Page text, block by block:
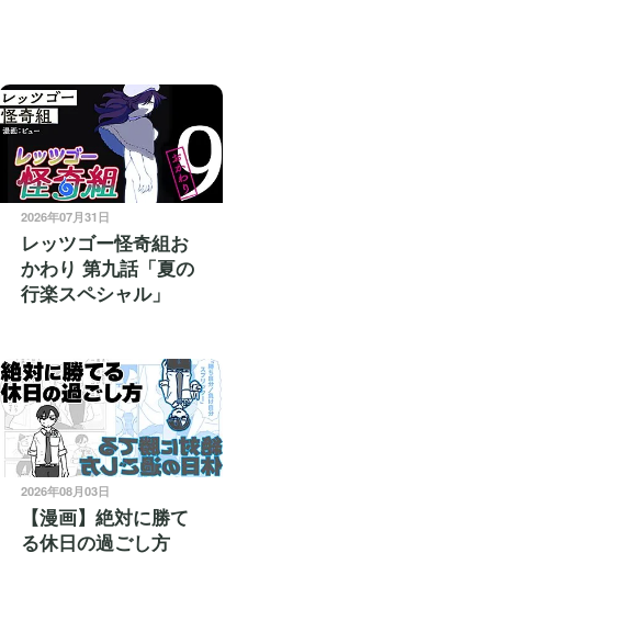
2026年07月31日
レッツゴー怪奇組お
かわり 第九話「夏の
行楽スペシャル」
2026年08月03日
【漫画】絶対に勝て
る休日の過ごし方